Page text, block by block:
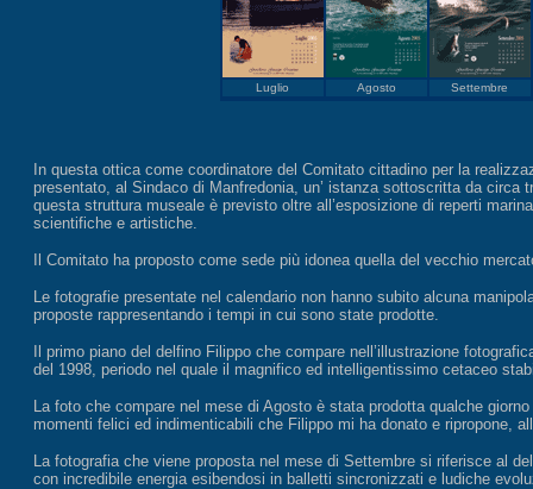
Luglio Agosto Settembre
In questa ottica come coordinatore del Comitato cittadino per la
presentato, al Sindaco di Manfredonia, un’ istanza sottoscritta da
questa struttura museale è previsto oltre all’esposizione di reperti
scientifiche e artistiche.
Il Comitato ha proposto come sede più idonea quella del vecchio
Le fotografie presentate nel calendario non hanno subito alcuna
proposte rappresentando i tempi in cui sono state prodotte.
Il primo piano del delfino Filippo che compare nell’illustrazione
del 1998, periodo nel quale il magnifico ed intelligentissimo cetaceo
La foto che compare nel mese di Agosto è stata prodotta qualche
momenti felici ed indimenticabili che Filippo mi ha donato e ripropone,
La fotografia che viene proposta nel mese di Settembre si riferisce al
con incredibile energia esibendosi in balletti sincronizzati e ludiche